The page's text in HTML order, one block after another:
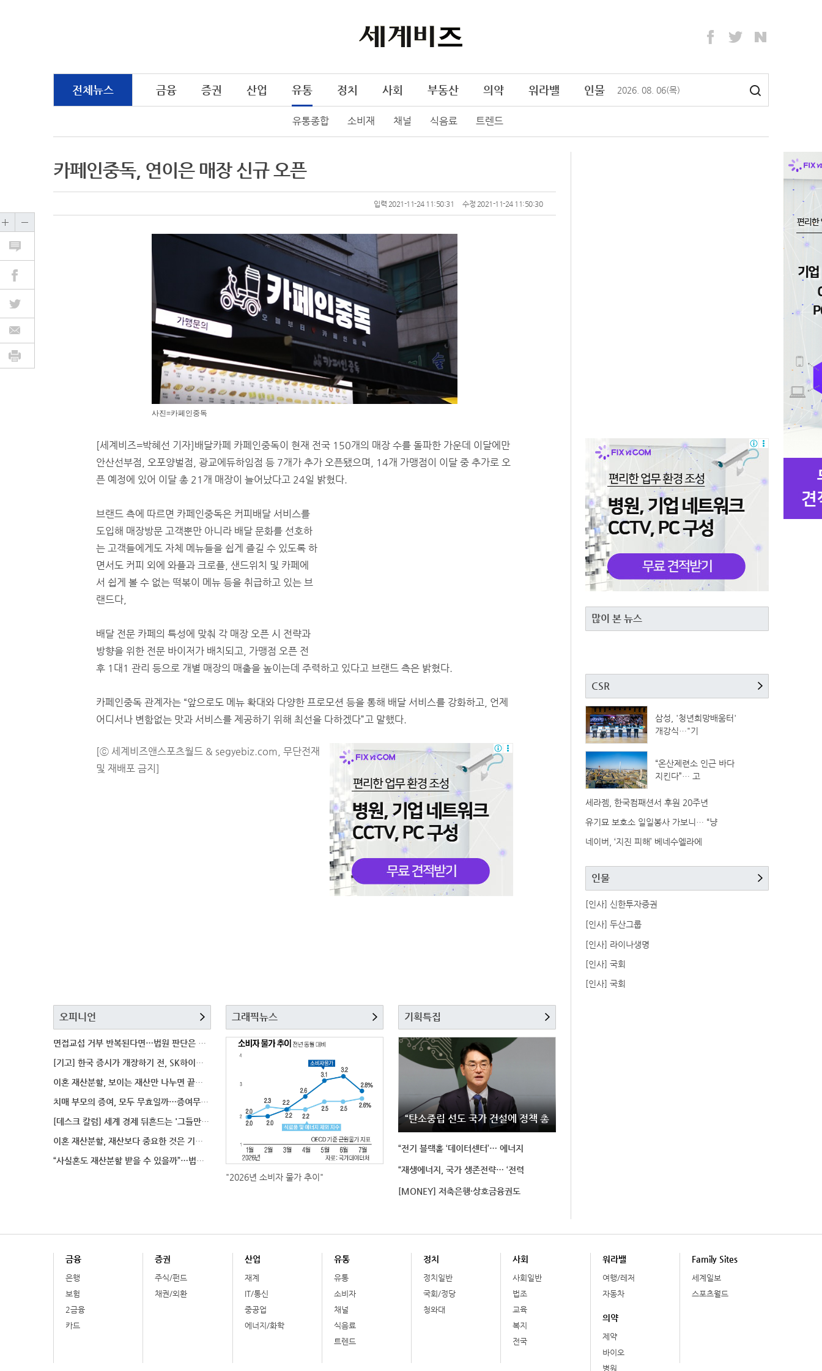
전체뉴스 금융 증권 산업 유통
유통종합 소비재 채널 식음료 트렌드
정치 사회 부동산 의약 워라밸 인물 2026 08 06(목)
카페인중독, 연이은 매장 신규 오픈
입력 2021-11-24 11:50:31 수정 2021-11-24 11:50:30
사진=카페인중독
[세계비즈=박혜선 기자]배달카페 카페인중독이 현재 전국 150개의 매장 수를 돌파한 가운데 이달에만
안산선부점, 오포양벌점, 광교에듀하임점 등 7개가 추가 오픈됐으며, 14개 가맹점이 이달 중 추가로 오
픈 예정에 있어 이달 총 21개 매장이 늘어났다고 24일 밝혔다.
브랜드 측에 따르면 카페인중독은 커피배달 서비스를
도입해 매장방문 고객뿐만 아니라 배달 문화를 선호하
는 고객들에게도 자체 메뉴들을 쉽게 즐길 수 있도록 하
면서도 커피 외에 와플과 크로플, 샌드위치 및 카페에
서 쉽게 볼 수 없는 떡볶이 메뉴 등을 취급하고 있는 브
랜드다,
배달 전문 카페의 특성에 맞춰 각 매장 오픈 시 전략과
방향을 위한 전문 바이저가 배치되고, 가맹점 오픈 전
후 1대1 관리 등으로 개별 매장의 매출을 높이는데 주력하고 있다고 브랜드 측은 밝혔다.
카페인중독 관계자는 “앞으로도 메뉴 확대와 다양한 프로모션 등을 통해 배달 서비스를 강화하고, 언제
어디서나 변함없는 맛과 서비스를 제공하기 위해 최선을 다하겠다”고 말했다.
[ⓒ 세계비즈앤스포츠월드 & segyebiz.com, 무단전재
및 재배포 금지]
오피니언
면접교섭 거부 반복된다면…법원 판단은 달라질까
[기고] 한국 증시가 개장하기 전, SK하이닉스 가격은
이혼 재산분할, 보이는 재산만 나누면 끝일까…숨겨진 자
치매 부모의 증여, 모두 무효일까…증여무효 분쟁에서 법
[데스크 칼럼] 세계 경제 뒤흔드는 '그들만의 언어'
이혼 재산분할, 재산보다 중요한 것은 기여도 입증
“사실혼도 재산분할 받을 수 있을까”…법원이 살펴보는
그래픽뉴스
"2026년 소비자 물가 추이"
기획특집
“탄소중립 선도 국가 건설에 정책 총
“전기 블랙홀 ‘데이터센터’… 에너지
“재생에너지, 국가 생존전략… ‘전력
[MONEY] 저축은행·상호금융권도
많이 본 뉴스
CSR
삼성, '청년희망배움터'
개강식…"기
“온산제련소 인근 바다
지킨다”… 고
세라젬, 한국컴패션서 후원 20주년
유기묘 보호소 일일봉사 가보니… “냥
네이버, ‘지진 피해’ 베네수엘라에
인물
[인사] 신한투자증권
[인사] 두산그룹
[인사] 라이나생명
[인사] 국회
[인사] 국회
금융
은행
보험
2금융
카드
증권
주식/펀드
채권/외환
산업
재계
IT/통신
중공업
에너지/화학
유통
유통
소비자
채널
식음료
트렌드
정치
정치일반
국회/정당
청와대
사회
사회일반
법조
교육
복지
전국
워라밸
여행/레저
자동차
의약
제약
바이오
병원
Family Sites
세계일보
스포츠월드